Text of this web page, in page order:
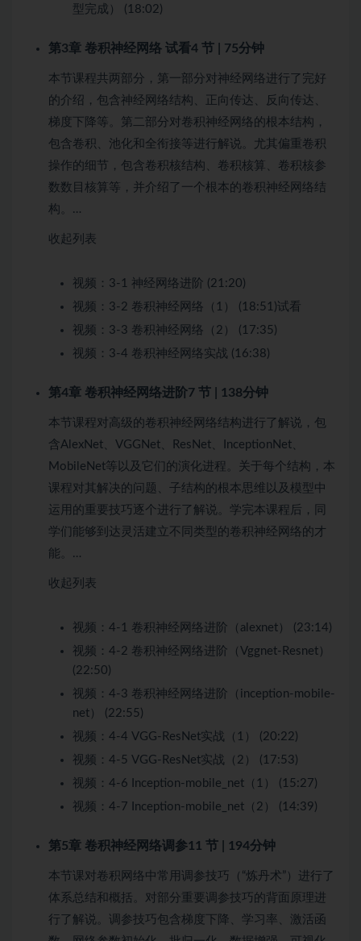
型完成） (18:02)
第3章 卷积神经网络 试看4 节 | 75分钟
本节课程共两部分，第一部分对神经网络进行了完好
的介绍，包含神经网络结构、正向传达、反向传达、
梯度下降等。第二部分对卷积神经网络的根本结构，
包含卷积、池化和全衔接等进行解说。尤其偏重卷积
操作的细节，包含卷积核结构、卷积核算、卷积核参
数数目核算等，并介绍了一个根本的卷积神经网络结
构。…
收起列表
视频： 3-1 神经网络进阶 (21:20)
视频： 3-2 卷积神经网络（1） (18:51)试看
视频： 3-3 卷积神经网络（2） (17:35)
视频： 3-4 卷积神经网络实战 (16:38)
第4章 卷积神经网络进阶7 节 | 138分钟
本节课程对高级的卷积神经网络结构进行了解说，包
含AlexNet、VGGNet、ResNet、InceptionNet、
MobileNet等以及它们的演化进程。关于每个结构，本
课程对其解决的问题、子结构的根本思维以及模型中
运用的重要技巧逐个进行了解说。学完本课程后，同
学们能够到达灵活建立不同类型的卷积神经网络的才
能。…
收起列表
视频： 4-1 卷积神经网络进阶（alexnet） (23:14)
视频： 4-2 卷积神经网络进阶（Vggnet-Resnet）
(22:50)
视频： 4-3 卷积神经网络进阶（inception-mobile-
net） (22:55)
视频： 4-4 VGG-ResNet实战（1） (20:22)
视频： 4-5 VGG-ResNet实战（2） (17:53)
视频： 4-6 Inception-mobile_net（1） (15:27)
视频： 4-7 Inception-mobile_net（2） (14:39)
第5章 卷积神经网络调参11 节 | 194分钟
本节课对卷积网络中常用调参技巧（“炼丹术”）进行了
体系总结和概括。对部分重要调参技巧的背面原理进
行了解说。调参技巧包含梯度下降、学习率、激活函